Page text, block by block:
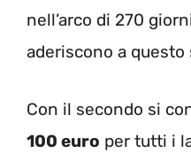
nell’arco di 270
aderiscono a questo
Con il secondo si
100 euro per tutti i